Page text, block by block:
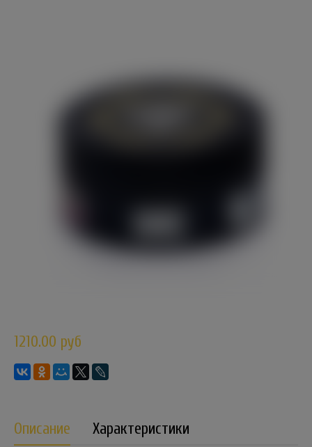
1210.00 руб
Описание Характеристики